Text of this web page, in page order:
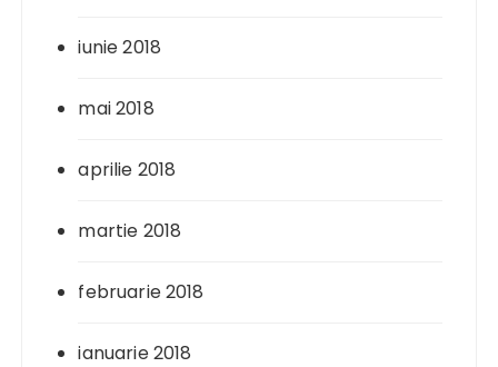
iunie 2018
mai 2018
aprilie 2018
martie 2018
februarie 2018
ianuarie 2018